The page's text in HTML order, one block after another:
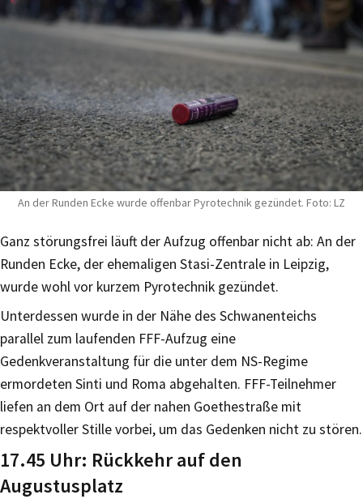
An der Runden Ecke wurde offenbar Pyrotechnik gezündet. Foto: LZ
Ganz störungsfrei läuft der Aufzug offenbar nicht ab: An der
Runden Ecke, der ehemaligen Stasi-Zentrale in Leipzig,
wurde wohl vor kurzem Pyrotechnik gezündet.
Unterdessen wurde in der Nähe des Schwanenteichs
parallel zum laufenden FFF-Aufzug eine
Gedenkveranstaltung für die unter dem NS-Regime
ermordeten Sinti und Roma abgehalten. FFF-Teilnehmer
liefen an dem Ort auf der nahen Goethestraße mit
respektvoller Stille vorbei, um das Gedenken nicht zu stören.
17.45 Uhr: Rückkehr auf den
Augustusplatz